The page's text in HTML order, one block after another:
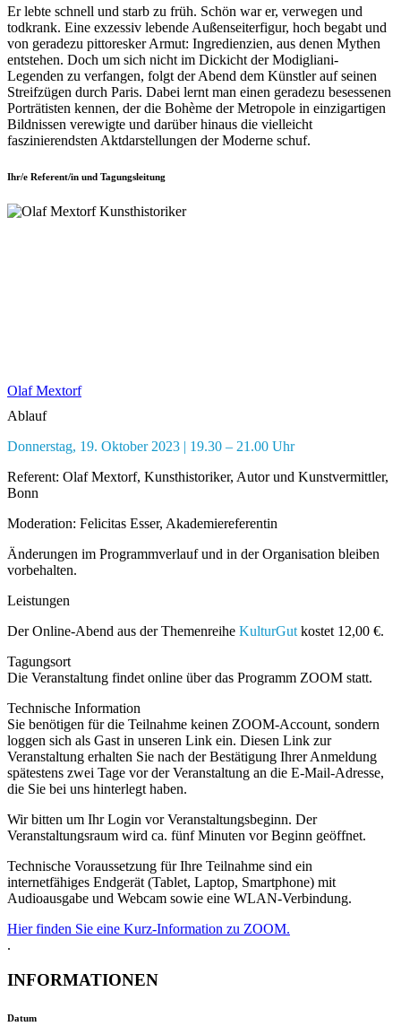
Er lebte schnell und starb zu früh. Schön war er, verwegen und
todkrank. Eine exzessiv lebende Außenseiterfigur, hoch begabt und
von geradezu pittoresker Armut: Ingredienzien, aus denen Mythen
entstehen. Doch um sich nicht im Dickicht der Modigliani-
Legenden zu verfangen, folgt der Abend dem Künstler auf seinen
Streifzügen durch Paris. Dabei lernt man einen geradezu besessenen
Porträtisten kennen, der die Bohème der Metropole in einzigartigen
Bildnissen verewigte und darüber hinaus die vielleicht
faszinierendsten Aktdarstellungen der Moderne schuf.
Ihr/e Referent/in und Tagungsleitung
Olaf Mextorf
Ablauf
Donnerstag, 19. Oktober 2023 | 19.30 – 21.00 Uhr
Referent: Olaf Mextorf, Kunsthistoriker, Autor und Kunstvermittler,
Bonn
Moderation: Felicitas Esser, Akademiereferentin
Änderungen im Programmverlauf und in der Organisation bleiben
vorbehalten.
Leistungen
Der Online-Abend aus der Themenreihe KulturGutkostet 12,00 €.
Tagungsort
Die Veranstaltung findet online über das Programm ZOOM statt.
Technische Information
Sie benötigen für die Teilnahme keinen ZOOM-Account, sondern
loggen sich als Gast in unseren Link ein. Diesen Link zur
Veranstaltung erhalten Sie nach der Bestätigung Ihrer Anmeldung
spätestens zwei Tage vor der Veranstaltung an die E-Mail-Adresse,
die Sie bei uns hinterlegt haben.
Wir bitten um Ihr Login vor Veranstaltungsbeginn. Der
Veranstaltungsraum wird ca. fünf Minuten vor Beginn geöffnet.
Technische Voraussetzung für Ihre Teilnahme sind ein
internetfähiges Endgerät (Tablet, Laptop, Smartphone) mit
Audioausgabe und Webcam sowie eine WLAN-Verbindung.
Hier finden Sie eine Kurz-Information zu ZOOM.
.
INFORMATIONEN
Datum